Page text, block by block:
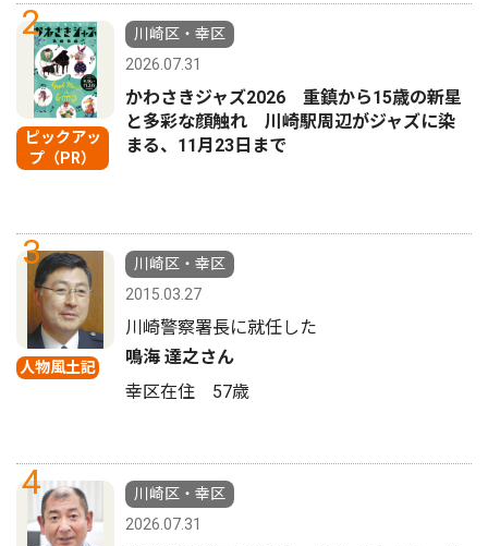
2
ピックアッ
プ（PR）
川崎区・幸区
2026.07.31
かわさきジャズ2026 重鎮から15歳の新星
と多彩な顔触れ 川崎駅周辺がジャズに染
まる、11月23日まで
3
人物風土記
川崎区・幸区
2015.03.27
川崎警察署長に就任した
鳴海 達之さん
幸区在住 57歳
4
川崎区・幸区
2026.07.31